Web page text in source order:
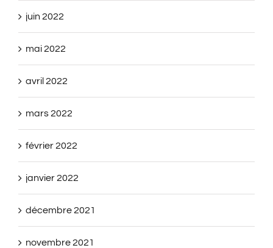
juin 2022
mai 2022
avril 2022
mars 2022
février 2022
janvier 2022
décembre 2021
novembre 2021